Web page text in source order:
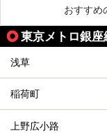
おすすめ
東京メトロ銀
浅草
稲荷町
上野広小路